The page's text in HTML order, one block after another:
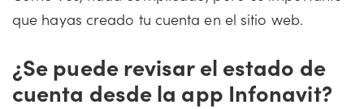
que hayas creado tu cuenta en el sitio web.
¿Se puede revisar el estado de
cuenta desde la app Infonavit?